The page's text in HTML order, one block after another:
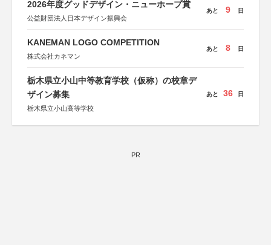
2026年度グッドデザイン・ニューホープ賞
公益財団法人日本デザイン振興会
あと 9 日
KANEMAN LOGO COMPETITION
株式会社カネマン
あと 8 日
栃木県立小山中等教育学校（仮称）の校章デ
ザイン募集
栃木県立小山高等学校
あと 36 日
PR